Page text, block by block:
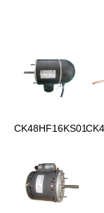
CK48HF16KS01